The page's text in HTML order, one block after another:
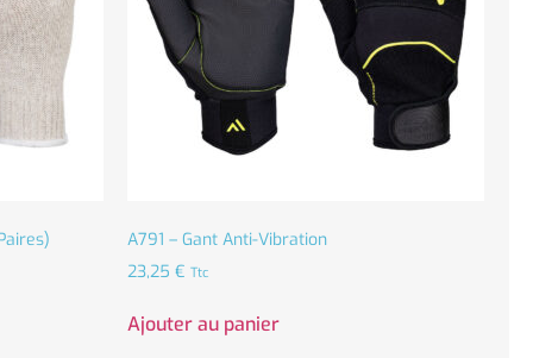
A791 – Gant Anti-Vibration
23,25 € Ttc
Ajouter au panier